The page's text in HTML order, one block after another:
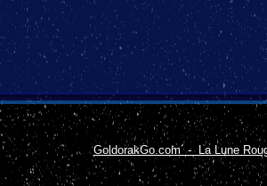
GoldorakGo.com - La Lune